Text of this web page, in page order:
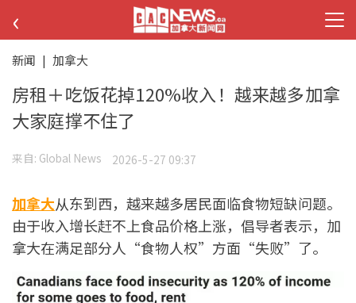
‹
新闻 | 加拿大
房租＋吃饭花掉120%收入！越来越多加拿
大家庭撑不住了
来自: Global News 2026-5-27 09:37
加拿大从东到西，越来越多居民面临食物短缺问题。
由于收入增长赶不上食品价格上涨，倡导者表示，加
拿大在满足部分人“食物人权”方面“失败”了。